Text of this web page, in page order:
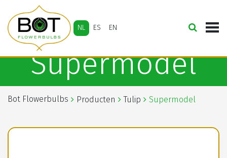
NL ES EN
Supermodel
Bot Flowerbulbs Producten Tulip Supermodel